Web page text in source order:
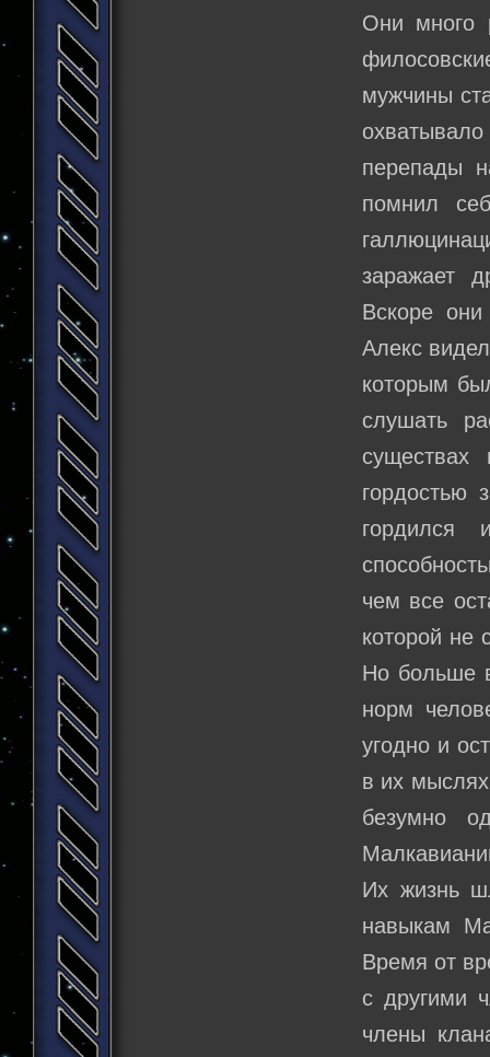
Они много
мужчины
перепады
помнил
заражает
Вскоре
Алекс
которым
слушать
гордостью
чем все
которой не
Но больше
норм
угодно и
в их
безумно
Их жизнь
навыкам
Время от
с другими
члены